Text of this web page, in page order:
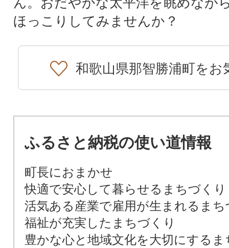
ほっこりしてみませんか？
和歌山県那智勝浦町をお
ふるさと納税の使い道情報
町長におまかせ
快適で安心して暮らせるまちづくり
活気ある産業で雇用が生まれるま
福祉が充実したまちづくり
豊かな心と地域文化を大切にする